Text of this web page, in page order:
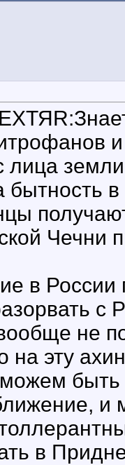
лица
бытность
Чечни
в
не
на эту
быть
и
в